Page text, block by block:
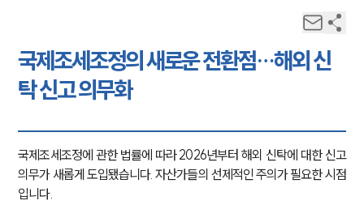
국제조세조정의 새로운 전환점…해외 신
탁 신고 의무화
국제조세조정에 관한 법률에 따라 2026년부터 해외 신탁에 대한 신고
의무가 새롭게 도입됐습니다. 자산가들의 선제적인 주의가 필요한 시점
입니다.